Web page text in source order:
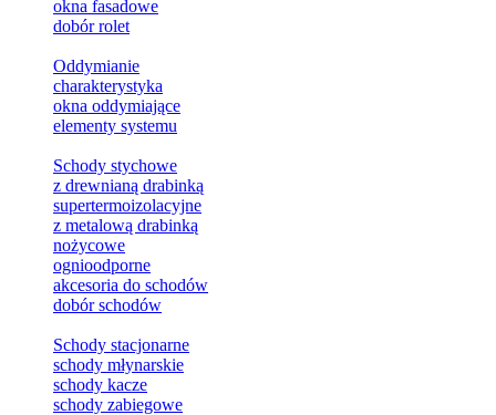
okna fasadowe
dobór rolet
Oddymianie
charakterystyka
okna oddymiające
elementy systemu
Schody stychowe
z drewnianą drabinką
supertermoizolacyjne
z metalową drabinką
nożycowe
ognioodporne
akcesoria do schodów
dobór schodów
Schody stacjonarne
schody młynarskie
schody kacze
schody zabiegowe